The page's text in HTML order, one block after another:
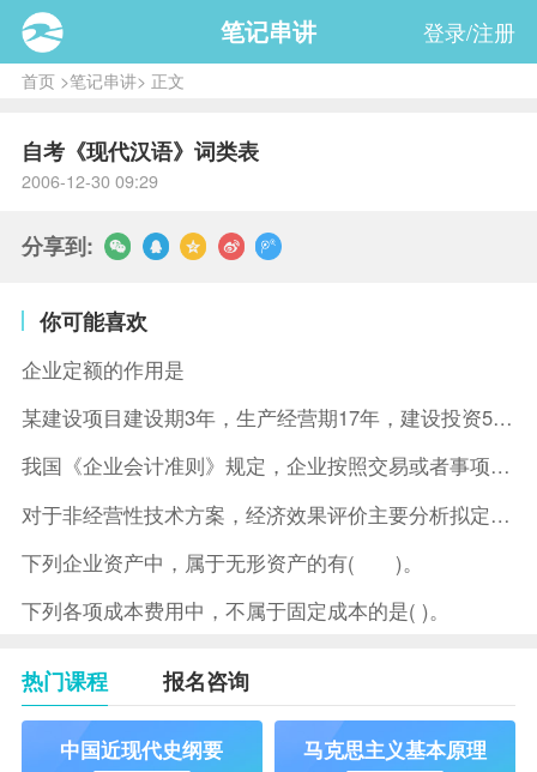
笔记串讲 登录/注册
首页>笔记串讲> 正文
自考《现代汉语》词类表
2006-12-30 09:29
分享到:
你可能喜欢
企业定额的作用是
某建设项目建设期3年，生产经营期17年，建设投资5500万元
我国《企业会计准则》规定，企业按照交易或者事项的经济特征确定
对于非经营性技术方案，经济效果评价主要分析拟定方案的( )。
下列企业资产中，属于无形资产的有( )。
下列各项成本费用中，不属于固定成本的是( )。
热门课程 报名咨询
中国近现代史纲要 马克思主义基本原理